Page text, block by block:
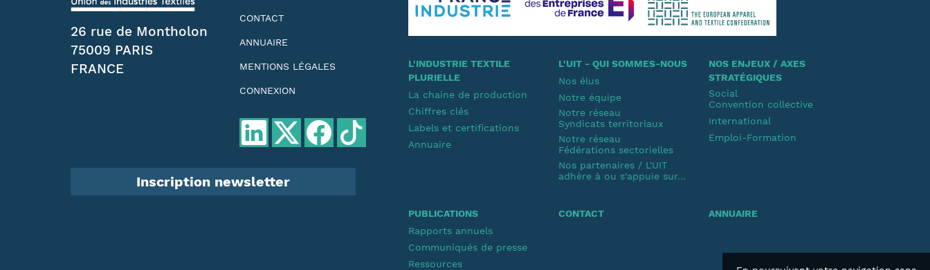
26 rue de Montholon
75009 PARIS
FRANCE
CONTACT
ANNUAIRE
MENTIONS LÉGALES
CONNEXION
Inscription newsletter
L'INDUSTRIE TEXTILE
PLURIELLE
La chaine de production
Chiffres clés
Labels et certifications
Annuaire
L'UIT - QUI SOMMES-NOUS
Nos élus
Notre équipe
Notre réseau
Syndicats territoriaux
Notre réseau
Fédérations sectorielles
Nos partenaires / L'UIT
adhère à ou s'appuie sur...
NOS ENJEUX / AXES
STRATÉGIQUES
Social
Convention collective
International
Emploi-Formation
PUBLICATIONS
Rapports annuels
Communiqués de presse
Ressources
CONTACT ANNUAIRE